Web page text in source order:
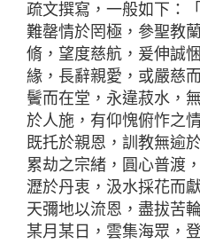
疏文撰寫，一般如下：
難罄情於罔極，參聖教
脩，望度慈航，爰伸誠
緣，長辭親愛，或嚴慈
鬢而在堂，永違菽水，
於人施，有仰愧俯怍之
既托於親恩，訓教無逾
累劫之宗緒，圓心普渡
瀝於丹衷，汲水採花而
天彌地以流恩，盡拔苦
某月某日，雲集海眾，